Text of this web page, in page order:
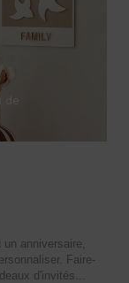
anniversaire,
Faire-
d'invités...